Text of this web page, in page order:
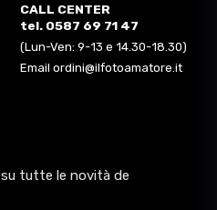
CALL CENTER
tel. 0587 69 71 47
(Lun-Ven: 9-13 e 14.30-18.30)
Email ordini@ilfotoamatore.it
tutte le novità de